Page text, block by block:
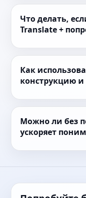
Что делать,
Translate +
Как
конструкцию и
Можно ли без
ускоряет